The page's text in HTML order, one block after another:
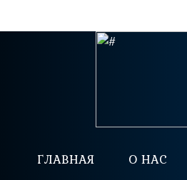
ГЛАВНАЯ О НАС